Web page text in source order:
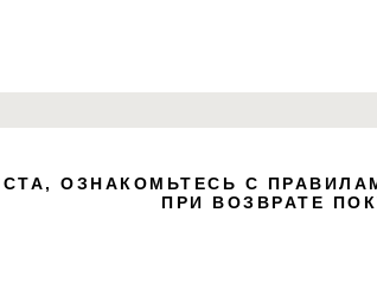
Block
ОЗНАКОМЬТЕСЬ С
ПРИ ВОЗВРАТЕ